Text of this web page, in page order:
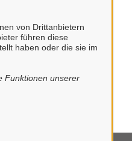
von Drittanbietern
führen diese
haben oder die sie im
Funktionen unserer
Abs. 4